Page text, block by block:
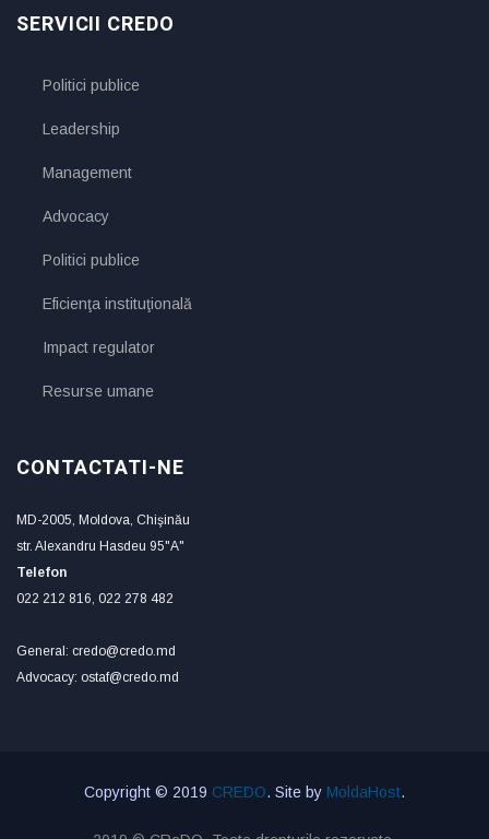
SERVICII CREDO
Politici publice
Leadership
Management
Advocacy
Politici publice
Eficienţa instituţională
Impact regulator
Resurse umane
CONTACTATI-NE
MD-2005, Moldova, Chişinău
str. Alexandru Hasdeu 95"A"
Telefon
022 212 816, 022 278 482
General: credo@credo.md
Advocacy: ostaf@credo.md
Copyright © 2019 CREDO. Site by MoldaHost.